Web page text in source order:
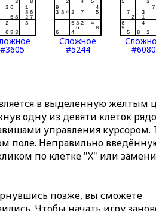
#3605
Сложное
#5244 #6080
в выделенную жёлтым
одну из девяти клеток
управления курсором.
поле. Неправильно
по клетке "X" или
позже, вы сможете